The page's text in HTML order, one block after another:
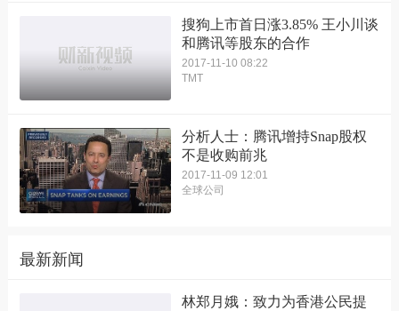
搜狗上市首日涨3.85% 王小川谈
和腾讯等股东的合作
2017-11-10 08:22
TMT
分析人士：腾讯增持Snap股权
不是收购前兆
2017-11-09 12:01
全球公司
最新新闻
林郑月娥：致力为香港公民提